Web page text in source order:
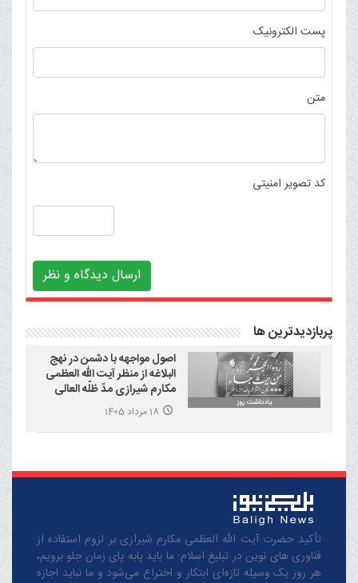
پست الکترونیک
متن
کد تصویر امنیتی
ارسال دیدگاه و نظر
پربازدیدترین ها
اصول مواجهه با دشمن در نهج
البلاغه از منظر آیت الله العظمی
مکارم شیرازی مدّ ظلّه العالی
18 مرداد 1405
تأکید حضرت آیت الله العظمی مکارم شیرازی بر لزوم استفاده از
فناوری های نوین در تبلیغ اسلام: ما باید پابه پای زمان جلو برویم،
هر روز یک وسیله تازه‌ای ابتکار و اختراع می‌شود و ما نباید اجازه